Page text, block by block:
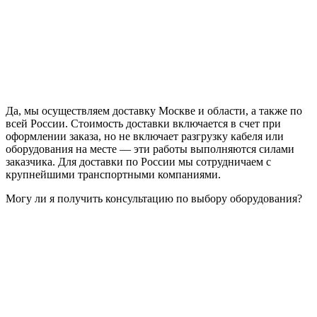
Да, мы осуществляем доставку Москве и области, а также по
всей России. Стоимость доставки включается в счет при
оформлении заказа, но не включает разгрузку кабеля или
оборудования на месте — эти работы выполняются силами
заказчика. Для доставки по России мы сотрудничаем с
крупнейшими транспортными компаниями.
Могу ли я получить консультацию по выбору оборудования?